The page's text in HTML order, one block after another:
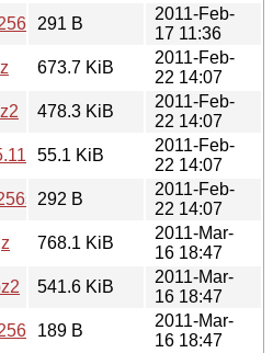
291 B
2011-Feb-
17 11:36
673.7 KiB
2011-Feb-
22 14:07
478.3 KiB
2011-Feb-
22 14:07
55.1 KiB
2011-Feb-
22 14:07
292 B
2011-Feb-
22 14:07
768.1 KiB
2011-Mar-
16 18:47
541.6 KiB
2011-Mar-
16 18:47
189 B
2011-Mar-
16 18:47